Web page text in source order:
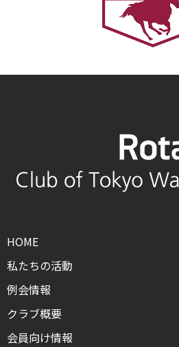
HOME
私たちの活動
例会情報
クラブ概要
会員向け情報